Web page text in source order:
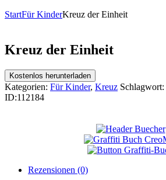
StartFür KinderKreuz der Einheit
Kreuz der Einheit
Kostenlos herunterladen
Kategorien: Für Kinder, Kreuz Schlagwort:
ID:112184
Rezensionen (0)